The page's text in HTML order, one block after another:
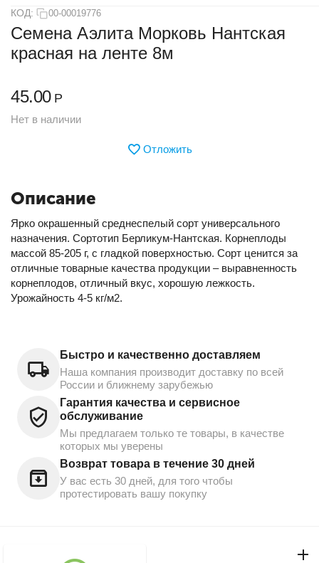
КОД: 00-00019776
Семена Аэлита Морковь Нантская
красная на ленте 8м
45.00 Р
Нет в наличии
Отложить
Описание
Ярко окрашенный среднеспелый сорт универсального
назначения. Сортотип Берликум-Нантская. Корнеплоды
массой 85-205 г, с гладкой поверхностью. Сорт ценится за
отличные товарные качества продукции – выравненность
корнеплодов, отличный вкус, хорошую лежкость.
Урожайность 4-5 кг/м2.
Быстро и качественно доставляем
Наша компания производит доставку по всей
России и ближнему зарубежью
Гарантия качества и сервисное
обслуживание
Мы предлагаем только те товары, в качестве
которых мы уверены
Возврат товара в течение 30 дней
У вас есть 30 дней, для того чтобы
протестировать вашу покупку